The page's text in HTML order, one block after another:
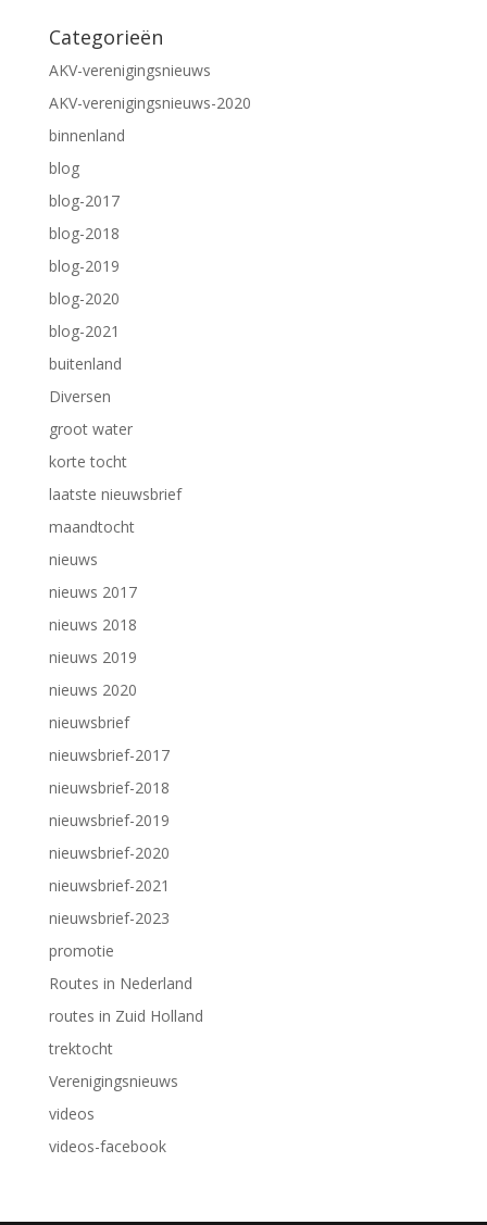
Categorieën
AKV-verenigingsnieuws
AKV-verenigingsnieuws-2020
binnenland
blog
blog-2017
blog-2018
blog-2019
blog-2020
blog-2021
buitenland
Diversen
groot water
korte tocht
laatste nieuwsbrief
maandtocht
nieuws
nieuws 2017
nieuws 2018
nieuws 2019
nieuws 2020
nieuwsbrief
nieuwsbrief-2017
nieuwsbrief-2018
nieuwsbrief-2019
nieuwsbrief-2020
nieuwsbrief-2021
nieuwsbrief-2023
promotie
Routes in Nederland
routes in Zuid Holland
trektocht
Verenigingsnieuws
videos
videos-facebook